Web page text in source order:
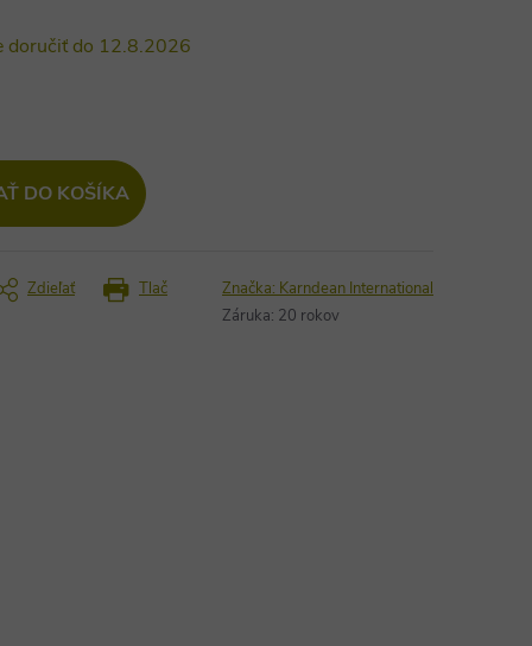
12.8.2026
DO KOŠÍKA
Tlač
Zdieľať Značka: Karndean International
Záruka: 20 rokov